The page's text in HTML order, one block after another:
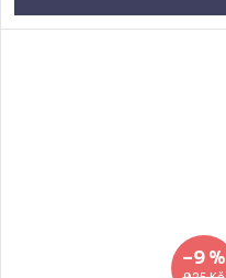
–9 %